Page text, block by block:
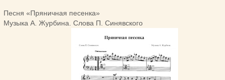
Песня «Пряничная песенка»
Музыка А. Журбина. Слова П. Синявского